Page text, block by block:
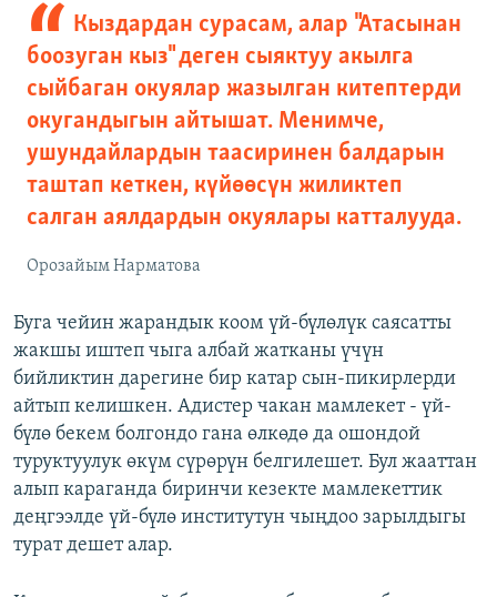
Кыздардан сурасам, алар "Атасынан
боозуган кыз" деген сыяктуу акылга
сыйбаган окуялар жазылган китептерди
окугандыгын айтышат. Менимче,
ушундайлардын таасиринен балдарын
таштап кеткен, күйөөсүн жиликтеп
салган аялдардын окуялары катталууда.
Орозайым Нарматова
Буга чейин жарандык коом үй-бүлөлүк саясатты
жакшы иштеп чыга албай жатканы үчүн
бийликтин дарегине бир катар сын-пикирлерди
айтып келишкен. Адистер чакан мамлекет - үй-
бүлө бекем болгондо гана өлкөдө да ошондой
туруктуулук өкүм сүрөрүн белгилешет. Бул жааттан
алып караганда биринчи кезекте мамлекеттик
деңгээлде үй-бүлө институтун чыңдоо зарылдыгы
турат дешет алар.